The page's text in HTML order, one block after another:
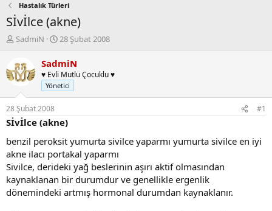
Hastalık Türleri
Sİvİlce (akne)
K
n
b
u
y
u
b
a
l
a
t
a
n
SadmiN
B
ş
a
n
ı
ç
a
r
i
h
i
28 Şubat 2008
SadmiN
♥ Evli Mutlu Çocuklu ♥
Yönetici
28 Şubat 2008 #1
Sİvİlce (akne)
benzil peroksit yumurta sivilce yaparmı yumurta sivilce en iyi
akne ilacı portakal yaparmı
Sivilce, derideki yağ beslerinin aşırı aktif olmasından
kaynaklanan bir durumdur ve genellikle ergenlik
dönemindeki artmış hormonal durumdan kaynaklanır.